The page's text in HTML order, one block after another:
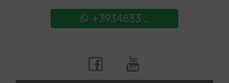
+3934833 ...